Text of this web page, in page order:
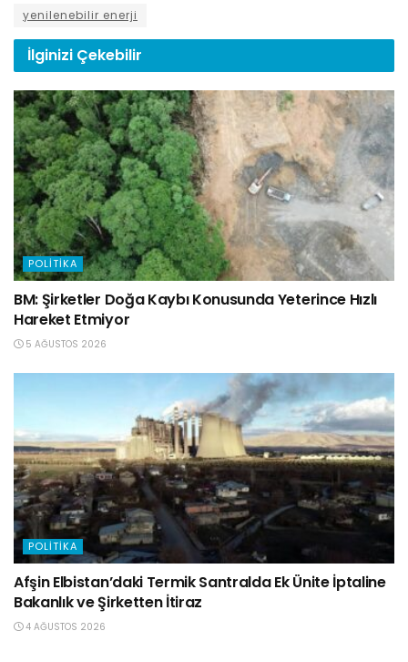
yenilenebilir enerji
İlginizi Çekebilir
POLITIKA
BM: Şirketler Doğa Kaybı Konusunda Yeterince Hızlı
Hareket Etmiyor
5 AĞUSTOS 2026
POLITIKA
Afşin Elbistan’daki Termik Santralda Ek Ünite İptaline
Bakanlık ve Şirketten İtiraz
4 AĞUSTOS 2026